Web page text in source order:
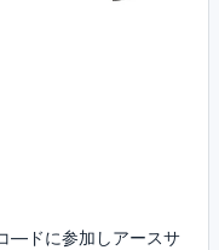
―ドに参加しアースサ